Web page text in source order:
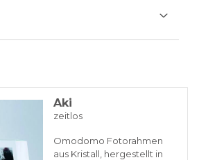
versendet.
Aki
zeitlos
Omodomo Fotorahmen
aus Kristall, hergestellt in